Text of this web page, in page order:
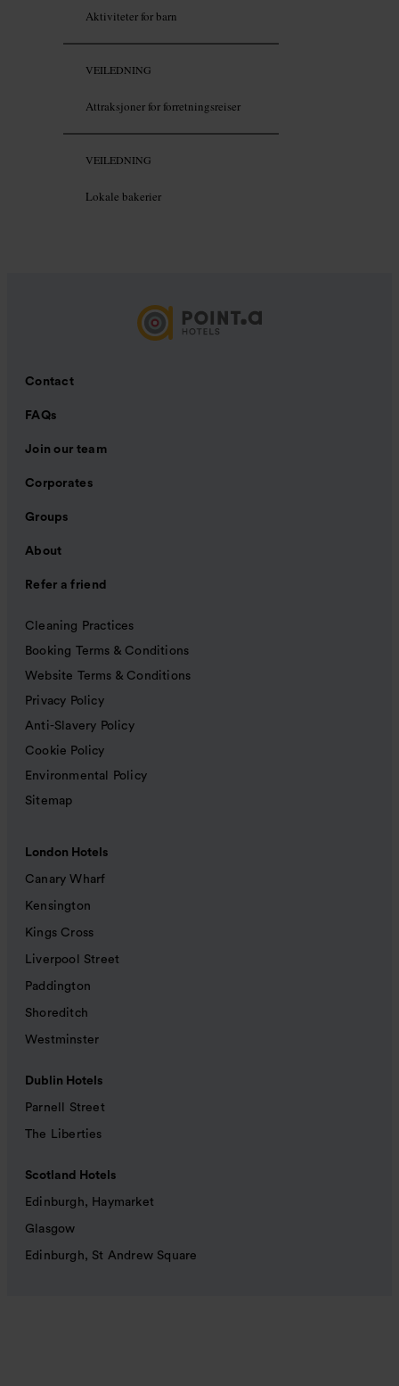
Aktiviteter for barn
VEILEDNING
Attraksjoner for forretningsreiser
VEILEDNING
Lokale bakerier
Contact
FAQs
Join our team
Corporates
Groups
About
Refer a friend
Cleaning Practices
Booking Terms & Conditions
Website Terms & Conditions
Privacy Policy
Anti-Slavery Policy
Cookie Policy
Environmental Policy
Sitemap
London Hotels
Canary Wharf
Kensington
Kings Cross
Liverpool Street
Paddington
Shoreditch
Westminster
Dublin Hotels
Parnell Street
The Liberties
Scotland Hotels
Edinburgh, Haymarket
Glasgow
Edinburgh, St Andrew Square